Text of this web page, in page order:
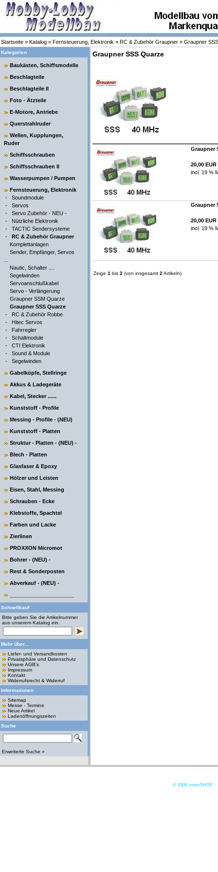
Startseite » Katalog » Fernsteuerung, Elektronik » RC & Zubehör Graupner » Graupner
Kategorien
Baukästen, Schiffsmodelle
Beschlagteile
Beschlagteile II
Foto - Ätzteile
E-Motore, Antriebe
Querstrahlruder
Wellen, Kupplungen,
Ruder
Schiffsschrauben
Schiffsschrauben II
Wasserpumpen / Pumpen
Fernsteuerung, Elektronik
- Soundmodule
- Servos
- Servo Zubehör - NEU -
- Nützliche Elektronik
- TACTIC Sendersysteme
- RC & Zubehör Graupner
Komplettanlagen
Sender, Empfänger, Servos
Nautic, Schalter ....
Segelwinden
Servoanschlußkabel
Servo - Verlängerung
Graupner SSM Quarze
Graupner SSS Quarze
- RC & Zubehör Robbe
- Hitec Servos
- Fahrregler
- Schaltmodule
- CTI Elektronik
- Sound & Module
- Segelwinden
Gabelköpfe, Stellringe
Akkus & Ladegeräte
Kabel, Stecker ......
Kunststoff - Profile
Messing - Profile - (NEU)
Kunststoff - Platten
Struktur - Platten - (NEU) -
Blech - Platten
Glasfaser & Epoxy
Hölzer und Leisten
Eisen, Stahl, Messing
Schrauben - Ecke
Klebstoffe, Spachtel
Farben und Lacke
Zierlinen
PROXXON Micromot
Bohrer - (NEU) -
Rest & Sonderposten
Abverkauf - (NEU) -
Schnellkauf
Bitte geben Sie die Artikelnummer
aus unserem Katalog ein.
Mehr über...
Liefer- und Versandkosten
Privatsphäre und Datenschutz
Unsere AGB's
Impressum
Kontakt
Widerrufsrecht & Widerruf
Informationen
Sitemap
Messe - Termine
Neue Artikel
Ladenöffnungszeiten
Suche
Erweiterte Suche »
Graupner SSS Quarze
Graupner
20,00 EUR
incl. 19 %
Graupner
20,00 EUR
incl. 19 %
Zeige 1 bis 2 (von insgesamt 2 Artikeln)
© 2006 xoomSHOP. -